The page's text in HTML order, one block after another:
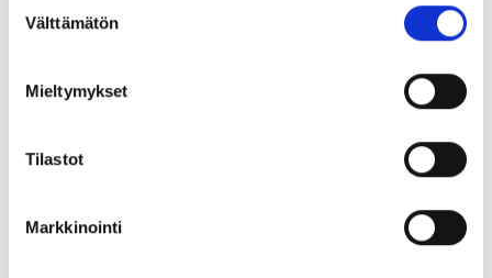
valinta
Välttämätön
Mieltymykset
Tilastot
Markkinointi
aloittaa
viimeistään nyt
Ulla Helander valottaa miksi yritysten kannattaa ottaa
Lataa raporttimme,